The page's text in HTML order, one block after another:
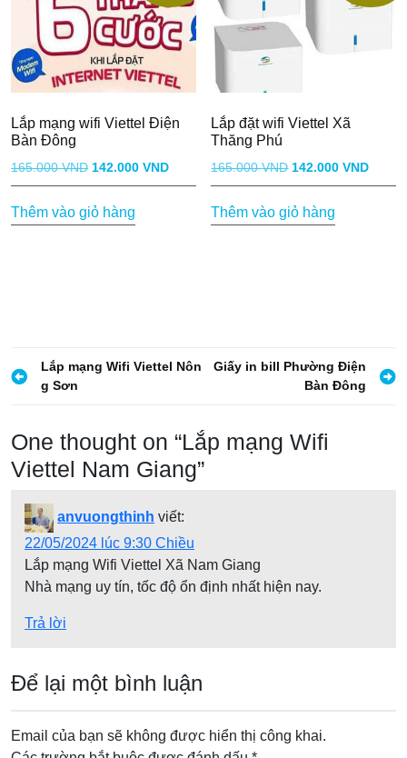
Lắp mạng wifi Viettel Điện
Bàn Đông
165.000VND Giá
gốc
là:
142.000 VNDGiá
hiện
Thêm vào giỏ hàng
Lắp đặt wifi Viettel Xã
Thăng Phú
165.000VND Giá
gốc
là:
142.000VNDGiá
hiện
Thêm vào giỏ hàng
Đ
u
h
ư
i
v
i
ế
Lắp mạng Wifi Viettel Nôn
g Sơn
Giấy in bill Phường Điện
Bàn Đông
One thought on “Lắp mạng Wifi
Viettel Nam Giang”
anvuongthinh viết:
22/05/2024 lúc 9:30 Chiều
Lắp mạng Wifi Viettel Xã Nam Giang
Nhà mạng uy tín, tốc độ ổn định nhất hiện nay.
Trả lời
Để lại một bình luận
Email của bạn sẽ không được hiển thị công khai.